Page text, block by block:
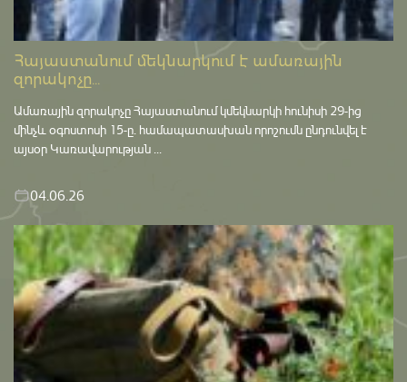
Հայաստանում մեկնարկում է ամառային
զորակոչը...
Ամառային զորակոչը Հայաստանում կմեկնարկի հունիսի 29-ից
մինչև օգոստոսի 15-ը․ համապատասխան որոշումն ընդունվել է
այսօր Կառավարության ...
04.06.26